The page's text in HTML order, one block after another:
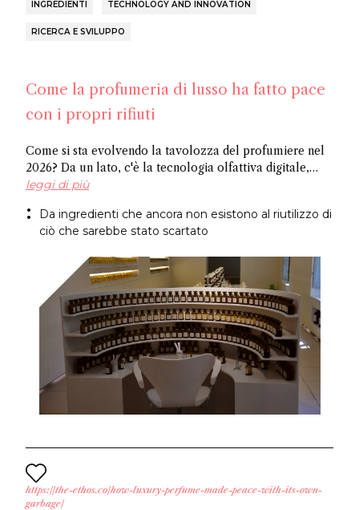
INGREDIENTI TECHNOLOGY AND INNOVATION
RICERCA E SVILUPPO
Come la profumeria di lusso ha fatto pace
con i propri rifiuti
Come si sta evolvendo la tavolozza del profumiere nel
2026? Da un lato, c'è la tecnologia olfattiva digitale,
dove l'intelligenza artificiale identifica le molecole
ricavati da ciò che l'industria normalmente scarta.
Entrambi i metodi giungono allo stesso risultato: un
leggi di più
Da ingredienti che ancora non esistono al riutilizzo di
ciò che sarebbe stato scartato
https://the-ethos.co/how-luxury-perfume-made-peace-with-its-own-
garbage/